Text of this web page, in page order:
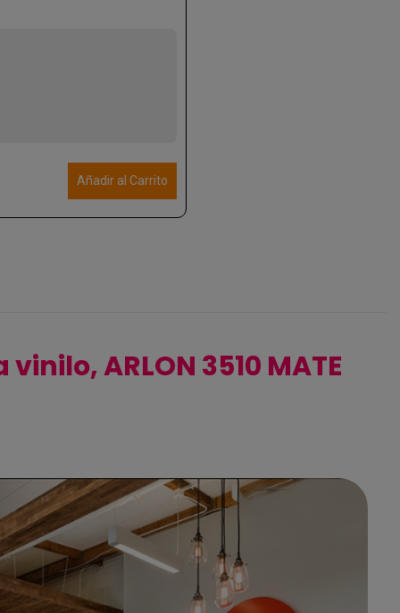
Añadir al Carrito
ARLON 3510 MATE